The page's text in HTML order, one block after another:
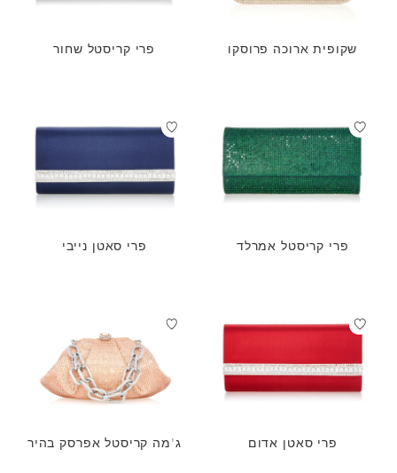
שקופית ארוכה פרוסקו פרי קריסטל שחור
פרי קריסטל אמרלד פרי סאטן נייבי
פרי סאטן אדום ג'מה קריסטל אפרסק בהיר